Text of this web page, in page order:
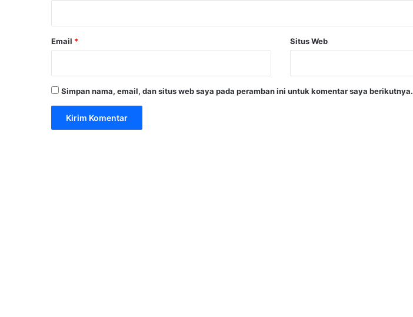
Email * Situs Web
Simpan nama, email, dan situs web saya pada peramban ini untuk komentar saya berikutnya.